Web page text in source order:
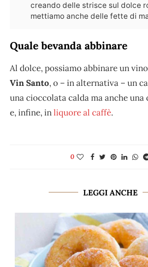
creando delle strisce sul dolce
mettiamo anche delle fette di
Quale bevanda abbinare
Al dolce, possiamo abbinare un
Vin Santo, o – in alternativa – un
una cioccolata calda ma anche
e, infine, inliquore al caffè.
0
LEGGI ANCHE